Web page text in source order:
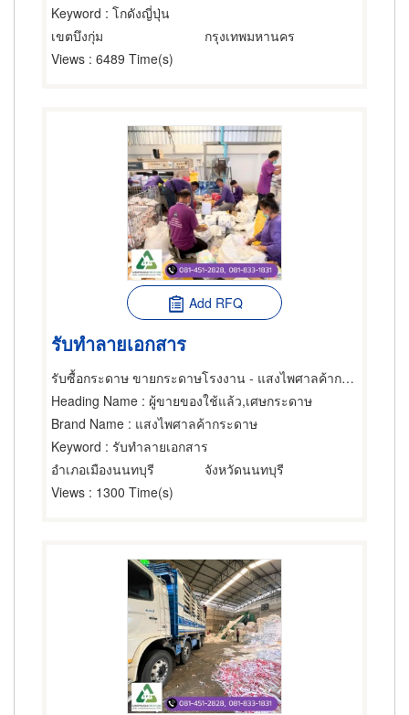
Keyword : โกดังญี่ปุ่น
เขตบึงกุ่ม
กรุงเทพมหานคร
Views : 6489 Time(s)
Add RFQ
รับทำลายเอกสาร
รับซื้อกระดาษ ขายกระดาษโรงงาน - แสงไพศาลค้ากระดาษ
Heading Name : ผู้ขายของใช้แล้ว,เศษกระดาษ
Brand Name : แสงไพศาลค้ากระดาษ
Keyword : รับทำลายเอกสาร
อำเภอเมืองนนทบุรี
จังหวัดนนทบุรี
Views : 1300 Time(s)